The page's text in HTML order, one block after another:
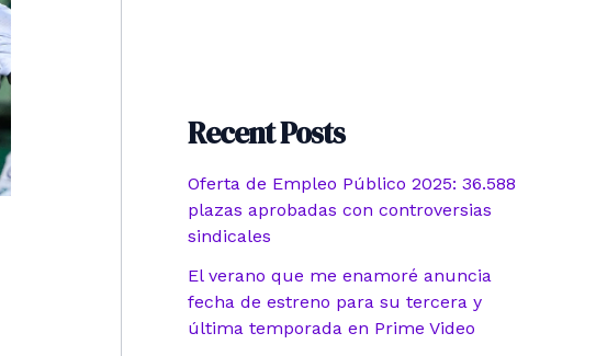
Recent Posts
Oferta de Empleo Público 2025: 36.588
plazas aprobadas con controversias
sindicales
El verano que me enamoré anuncia
fecha de estreno para su tercera y
última temporada en Prime Video